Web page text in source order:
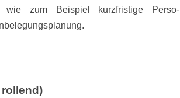
wie zum Beispiel kurzfristige Perso-